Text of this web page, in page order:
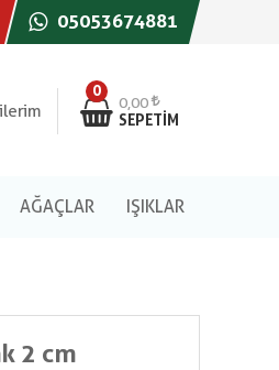
05053674881
0
0,00
SEPETIM
AĞAÇLAR IŞIKLAR
2 cm